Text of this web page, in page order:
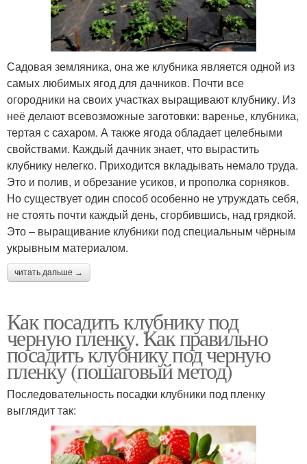
Садовая земляника, она же клубника является одной из
самых любимых ягод для дачников. Почти все
огородники на своих участках выращивают клубнику. Из
неё делают всевозможные заготовки: варенье, клубника,
тертая с сахаром. А также ягода обладает целебными
свойствами. Каждый дачник знает, что вырастить
клубнику нелегко. Приходится вкладывать немало труда.
Это и полив, и обрезание усиков, и прополка сорняков.
Но существует один способ особенно не утруждать себя,
не стоять почти каждый день, сгорбившись, над грядкой.
Это – выращивание клубники под специальным чёрным
укрывным материалом.
читать дальше →
Как посадить клубнику под
черную пленку. Как правильно
посадить клубнику под черную
пленку (пошаговый метод)
Последовательность посадки клубники под пленку
выглядит так: